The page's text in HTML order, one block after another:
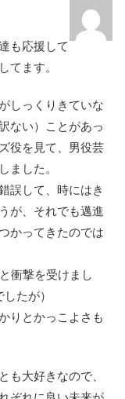
も応援して
てます。
しっくりきていな
ない）ことがあっ
役を見て、男役芸
ました。
誤して、時にはき
が、それでも邁進
かってきたのでは
衝撃を受けまし
たが）
りとかっこよさも
も大好きなので、